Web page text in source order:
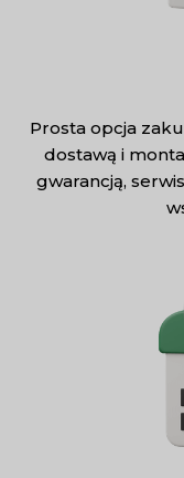
Prosta opcja
dostawą i
gwarancją,